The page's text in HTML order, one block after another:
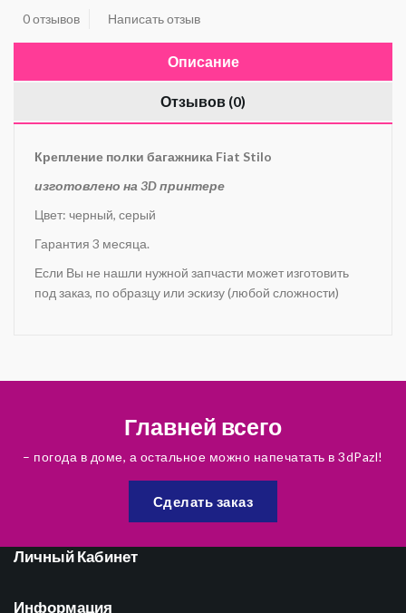
0 отзывов Написать отзыв
Описание
Отзывов (0)
Крепление полки багажника Fiat Stilo
изготовлено на 3D принтере
Цвет: черный, серый
Гарантия 3 месяца.
Если Вы не нашли нужной запчасти может изготовить
под заказ, по образцу или эскизу (любой сложности)
Главней всего
– погода в доме, а остальное можно напечатать в 3dPazl!
Сделать заказ
Личный Кабинет
Информация